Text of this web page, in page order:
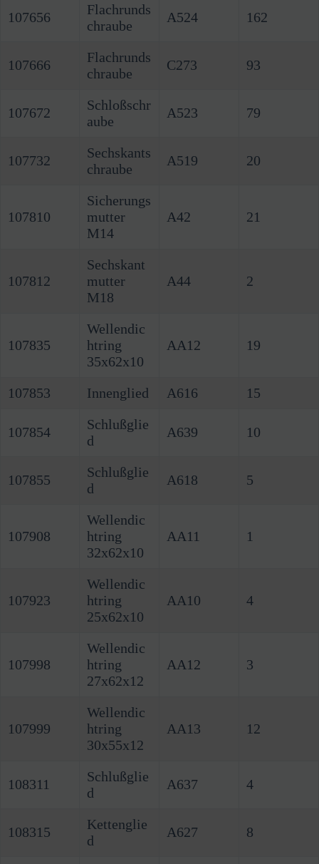
107656
Flachrunds
chraube
A524 162
107666
Flachrunds
chraube
C273 93
107672
Schloßschr
aube
A523 79
107732
Sechskants
chraube
A519 20
107810
Sicherungs
mutter
M14
A42 21
107812
Sechskant
mutter
M18
A44 2
107835
Wellendic
htring
35x62x10
AA12 19
107853 Innenglied A616 15
107854
Schlußglie
d
A639 10
107855
Schlußglie
d
A618 5
107908
Wellendic
htring
32x62x10
AA11 1
107923
Wellendic
htring
25x62x10
AA10 4
107998
Wellendic
htring
27x62x12
AA12 3
107999
Wellendic
htring
30x55x12
AA13 12
108311
Schlußglie
d
A637 4
108315
Kettenglie
d
A627 8